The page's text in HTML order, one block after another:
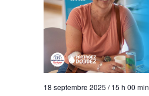
18 septembre 2025 / 15 h 00 min